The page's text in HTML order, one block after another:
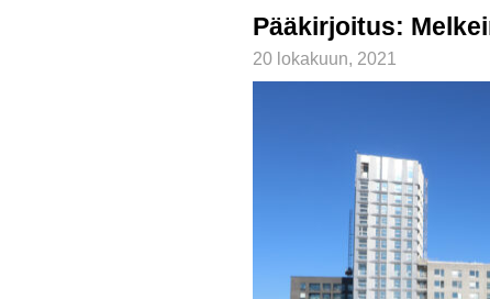
Pääkirjoitus:
20 lokakuun, 2021